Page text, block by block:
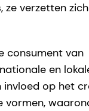
ze verzetten zich
consument van
en
invloed op het
vormen,